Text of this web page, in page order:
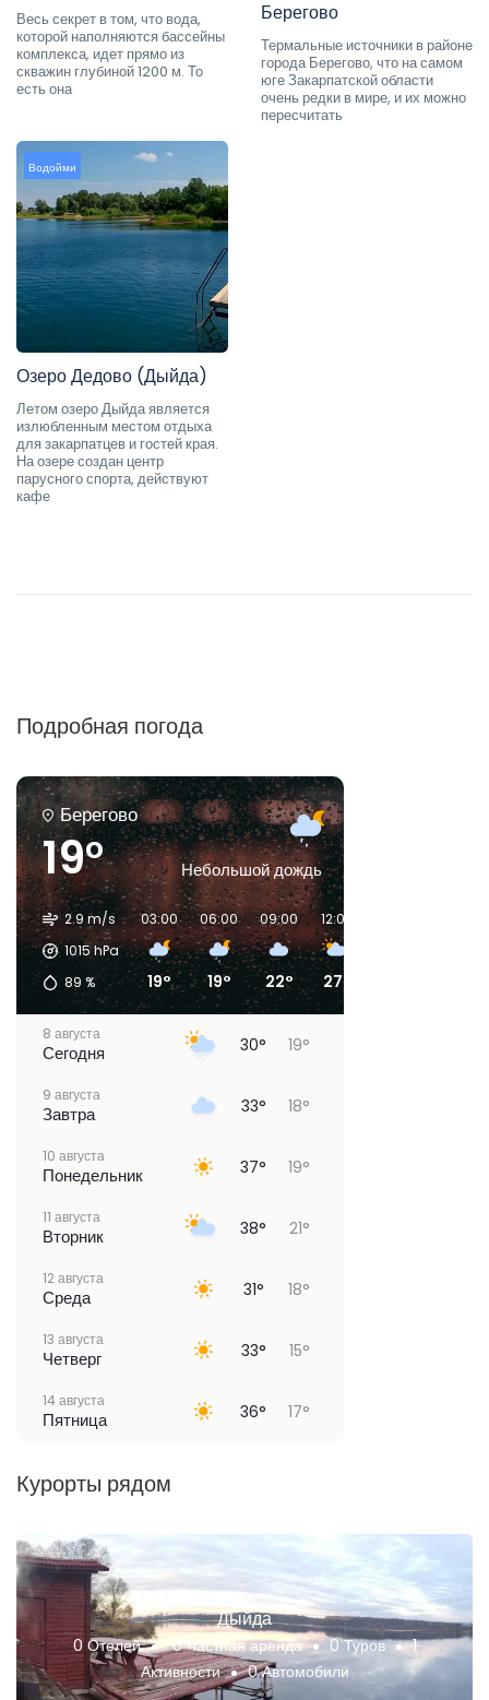
Весь секрет в том, что вода,
которой наполняются бассейны
комплекса, идет прямо из
скважин глубиной 1200 м. То
есть она
Берегово
Термальные источники в районе
города Берегово, что на самом
юге Закарпатской области
очень редки в мире, и их можно
пересчитать
Водойми
Озеро Дедово (Дыйда)
Летом озеро Дыйда является
излюбленным местом отдыха
для закарпатцев и гостей края.
На озере создан центр
парусного спорта, действуют
кафе
Подробная погода
Берегово
19° Небольшой дождь
2.9 m/s
1015hPa
89 %
03:00
19°
06:00
19°
09:00
22°
12:00
27°
8 августа
Сегодня 30° 19°
9 августа
Завтра 33° 18°
10 августа
Понедельник 37° 19°
11 августа
Вторник 38° 21°
12 августа
Среда 31° 18°
13 августа
Четверг 33° 15°
14 августа
Пятница 36° 17°
Курорты рядом
Дыйда
0 Отелей 0 Частная аренда 0 Туров
1
Активности
0 Автомобили